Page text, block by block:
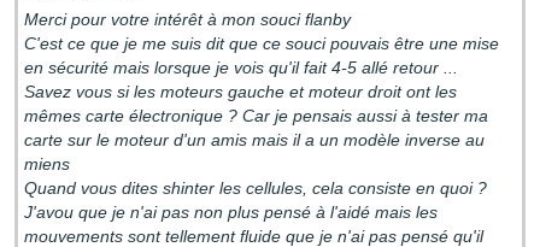
Merci pour votre intérêt à mon souci flanby
C'est ce que je me suis dit que ce souci pouvais être une mise
en sécurité mais lorsque je vois qu'il fait 4-5 allé retour ...
Savez vous si les moteurs gauche et moteur droit ont les
mêmes carte électronique ? Car je pensais aussi à tester ma
carte sur le moteur d'un amis mais il a un modèle inverse au
miens
Quand vous dites shinter les cellules, cela consiste en quoi ?
J'avou que je n'ai pas non plus pensé à l'aidé mais les
mouvements sont tellement fluide que je n'ai pas pensé qu'il